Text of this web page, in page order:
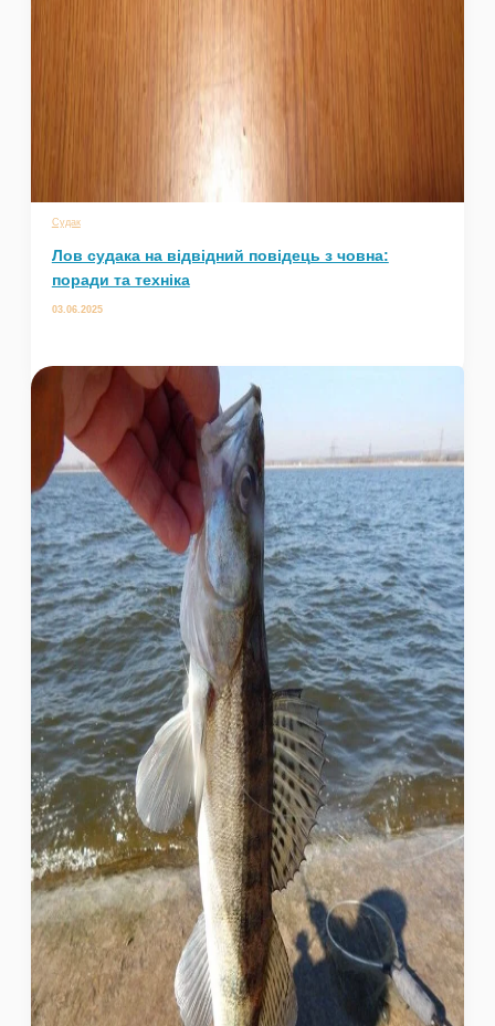
Судак
Лов судака на відвідний повідець з човна:
поради та техніка
03.06.2025